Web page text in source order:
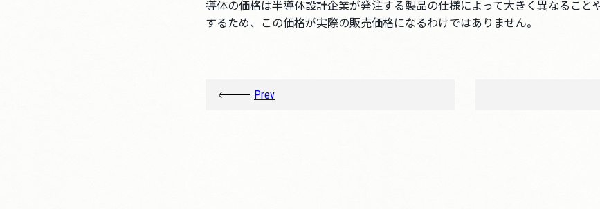
導体の価格は半導体設計企業が発注する製品の仕様によって大きく異なること
するため、この価格が実際の販売価格になるわけではありません。
Prev